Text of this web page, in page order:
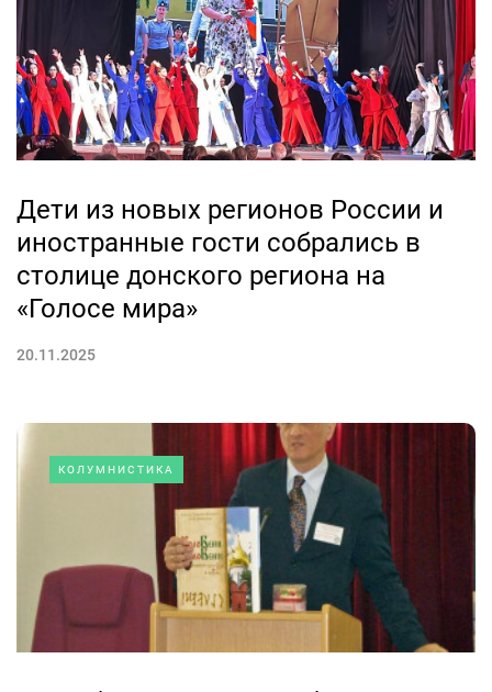
Дети из новых регионов России и
иностранные гости собрались в
столице донского региона на
«Голосе мира»
20.11.2025
КОЛУМНИСТИКА